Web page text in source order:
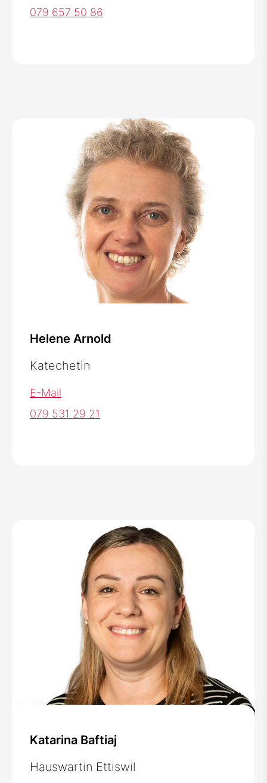
079 657 50 86
Helene Arnold
Katechetin
E-Mail
079 531 29 21
Katarina Baftiaj
Hauswartin Ettiswil